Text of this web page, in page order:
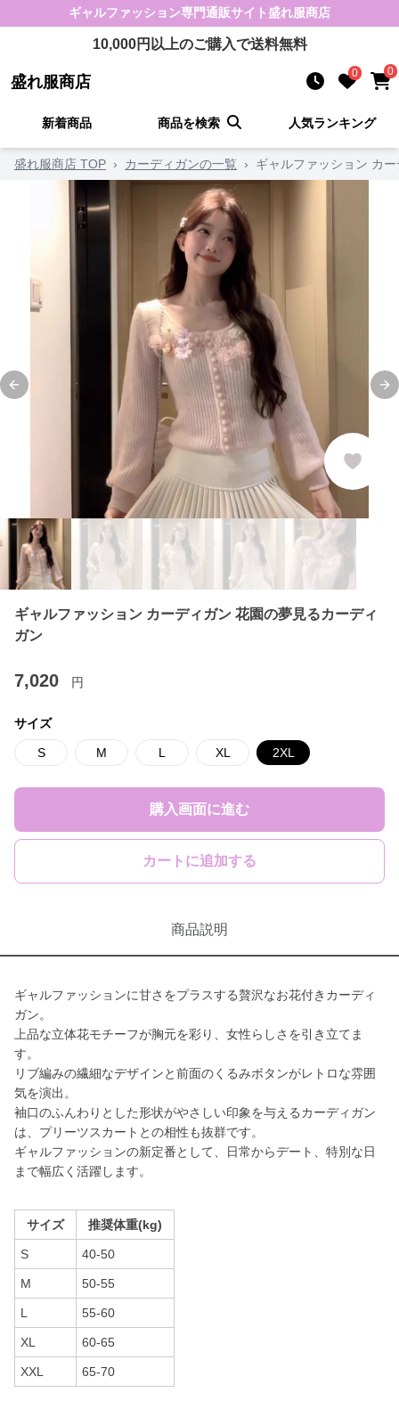
ギャルファッション専門通販サイト盛れ服商店
10,000円以上のご購入で送料無料
盛れ服商店 0 0
新着商品 商品を検索 人気ランキング
盛れ服商店 TOP › カーディガンの一覧 › ギャルファッション カ
Previous slide
ギャルファッション カーディガン 花園の夢見るカーディ
ガン
7,020 円
サイズ
S M L XL 2XL
購入画面に進む
カートに追加する
商品説明
ギャルファッションに甘さをプラスする贅沢なお花付きカーディ
ガン。
上品な立体花モチーフが胸元を彩り、女性らしさを引き立てま
す。
リブ編みの繊細なデザインと前面のくるみボタンがレトロな雰囲
気を演出。
袖口のふんわりとした形状がやさしい印象を与えるカーディガン
は、プリーツスカートとの相性も抜群です。
ギャルファッションの新定番として、日常からデート、特別な日
まで幅広く活躍します。
サイズ 推奨体重(kg)
S 40-50
M 50-55
L 55-60
XL 60-65
XXL 65-70